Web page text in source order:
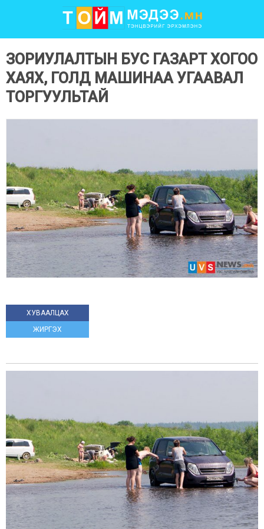
ЗОРИУЛАЛТЫН БУС ГАЗАРТ ХОГОО
ХАЯХ, ГОЛД МАШИНАА УГААВАЛ
ТОРГУУЛЬТАЙ
ХУВААЛЦАХ
ЖИРГЭХ